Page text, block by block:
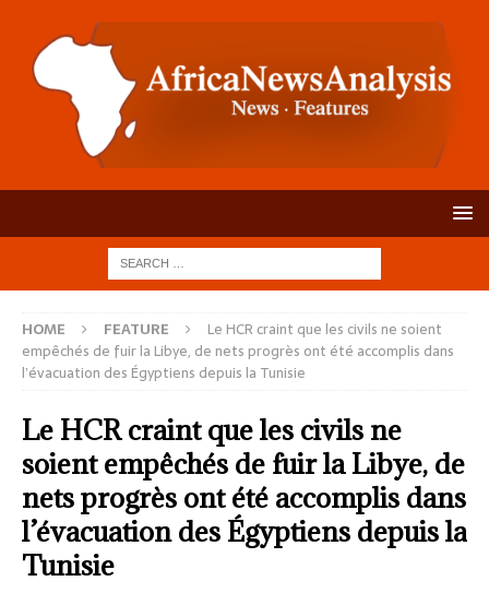
HOME FEATURE
Le HCR craint que les civils ne soient
empêchés de fuir la Libye, de nets progrès ont été accomplis dans
l’évacuation des Égyptiens depuis la Tunisie
Le HCR craint que les civils ne
soient empêchés de fuir la Libye, de
nets progrès ont été accomplis dans
l’évacuation des Égyptiens depuis la
Tunisie